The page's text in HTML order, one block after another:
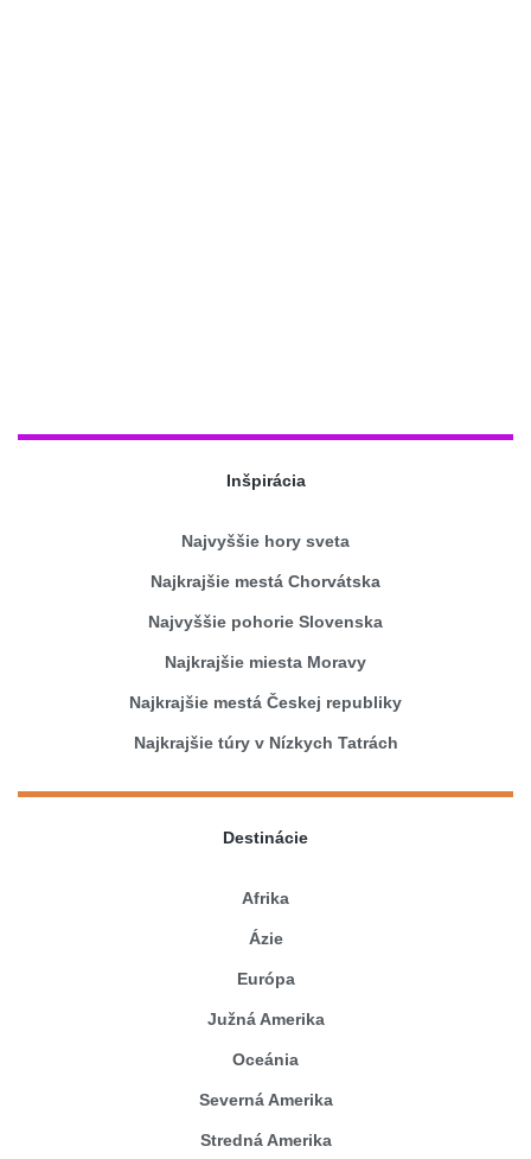
Inšpirácia
Najvyššie hory sveta
Najkrajšie mestá Chorvátska
Najvyššie pohorie Slovenska
Najkrajšie miesta Moravy
Najkrajšie mestá Českej republiky
Najkrajšie túry v Nízkych Tatrách
Destinácie
Afrika
Ázie
Európa
Južná Amerika
Oceánia
Severná Amerika
Stredná Amerika